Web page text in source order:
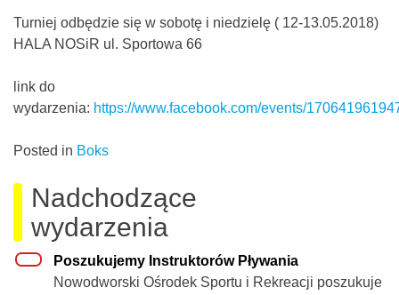
Turniej odbędzie się w sobotę i niedzielę ( 12-13.05.2018)
HALA NOSiR ul. Sportowa 66
link do
wydarzenia: https://www.facebook.com/events/
Posted in Boks
Nadchodzące
wydarzenia
Poszukujemy Instruktorów Pływania
Nowodworski Ośrodek Sportu i Rekreacji poszukuje